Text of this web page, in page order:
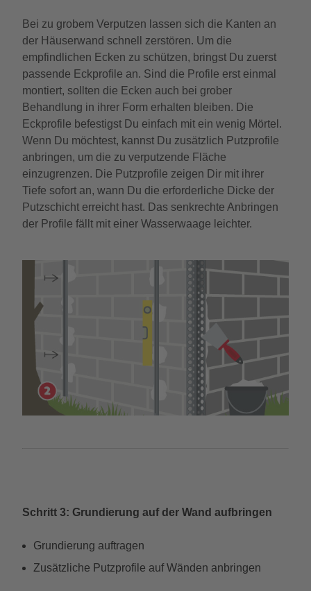
Bei zu grobem Verputzen lassen sich die Kanten an
der Häuserwand schnell zerstören. Um die
empfindlichen Ecken zu schützen, bringst Du zuerst
passende Eckprofile an. Sind die Profile erst einmal
montiert, sollten die Ecken auch bei grober
Behandlung in ihrer Form erhalten bleiben. Die
Eckprofile befestigst Du einfach mit ein wenig Mörtel.
Wenn Du möchtest, kannst Du zusätzlich Putzprofile
anbringen, um die zu verputzende Fläche
einzugrenzen. Die Putzprofile zeigen Dir mit ihrer
Tiefe sofort an, wann Du die erforderliche Dicke der
Putzschicht erreicht hast. Das senkrechte Anbringen
der Profile fällt mit einer Wasserwaage leichter.
Schritt 3: Grundierung auf der Wand aufbringen
Grundierung auftragen
Zusätzliche Putzprofile auf Wänden anbringen